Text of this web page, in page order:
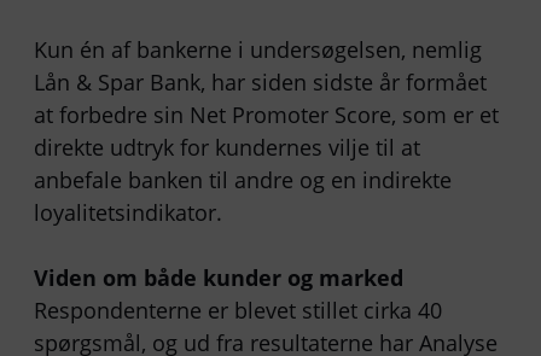
Kun én af bankerne i undersøgelsen, nemlig
Lån & Spar Bank, har siden sidste år formået
at forbedre sin Net Promoter Score, som er et
direkte udtryk for kundernes vilje til at
anbefale banken til andre og en indirekte
loyalitetsindikator.
Viden om både kunder og marked
Respondenterne er blevet stillet cirka 40
spørgsmål, og ud fra resultaterne har Analyse